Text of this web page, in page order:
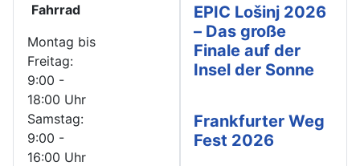
Fahrrad
Montag bis
Freitag:
9:00 -
18:00 Uhr
Samstag:
9:00 -
16:00 Uhr
EPIC Lošinj 2026
– Das große
Finale auf der
Insel der Sonne
Frankfurter Weg
Fest 2026